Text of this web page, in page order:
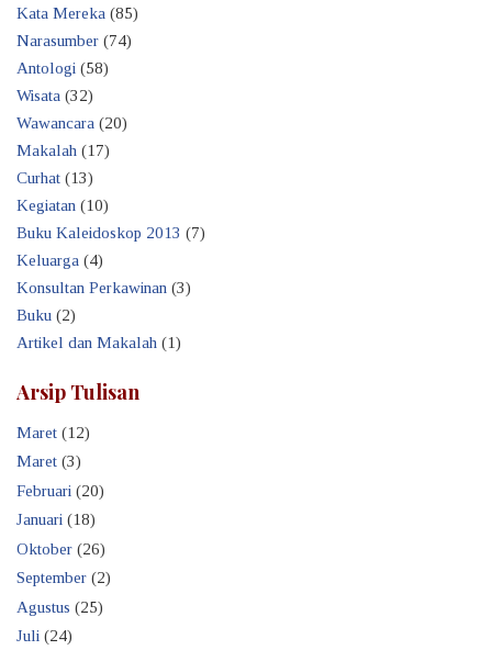
Kata Mereka (85)
Narasumber (74)
Antologi (58)
Wisata (32)
Wawancara (20)
Makalah (17)
Curhat (13)
Kegiatan (10)
Buku Kaleidoskop 2013 (7)
Keluarga (4)
Konsultan Perkawinan (3)
Buku (2)
Artikel dan Makalah (1)
Arsip Tulisan
Maret (12)
Maret (3)
Februari (20)
Januari (18)
Oktober (26)
September (2)
Agustus (25)
Juli (24)